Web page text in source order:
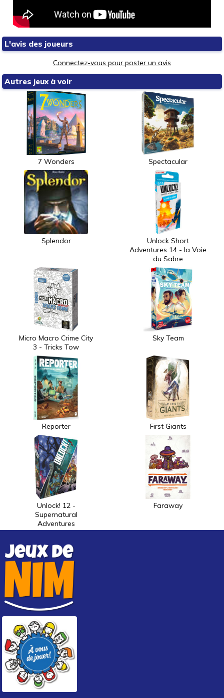
L'avis des joueurs
Connectez-vous pour poster un avis
Autres jeux à voir
7 Wonders Spectacular
Splendor
Unlock Short
Adventures 14 - la Voie
du Sabre
Micro Macro Crime City
3 - Tricks Tow
Sky Team
Reporter First Giants
Unlock! 12 -
Supernatural
Adventures
Faraway